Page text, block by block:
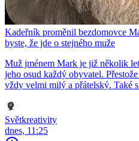
Kadeřník proměnil bezdomovce
byste, že jde o stejného muže
Muž jménem Mark je již několik
jeho osud každý obyvatel.
vždy velmi milý a přátelský. Také
Světkreativity
dnes, 11:25